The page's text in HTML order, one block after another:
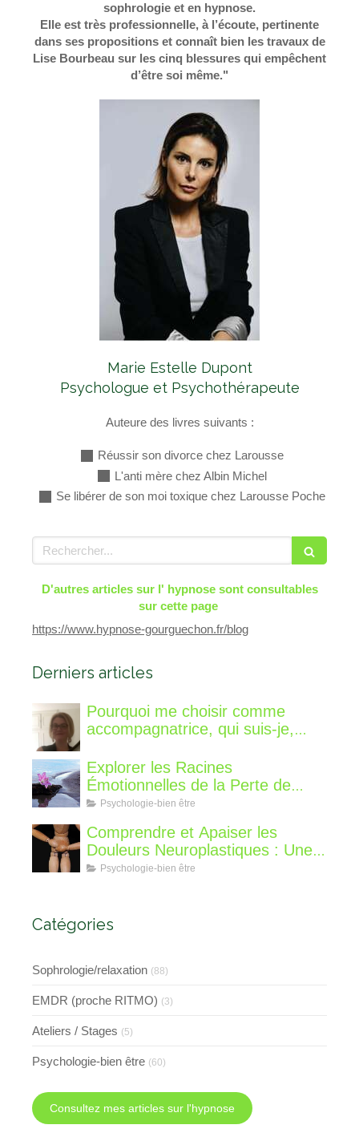
sophrologie et en hypnose.
Elle est très professionnelle, à l’écoute, pertinente
dans ses propositions et connaît bien les travaux de
Lise Bourbeau sur les cinq blessures qui empêchent
d’être soi même."
Marie Estelle Dupont
Psychologue et Psychothérapeute
Auteure des livres suivants :
Réussir son divorce chez Larousse
L'anti mère chez Albin Michel
Se libérer de son moi toxique chez Larousse Poche
Rechercher
D'autres articles sur l' hypnose sont consultables
sur cette page
https://www.hypnose-gourguechon.fr/blog
Derniers articles
Pourquoi me choisir comme
accompagnatrice, qui suis-je,
différent?
Explorer les Racines
Émotionnelles de la Perte de
Poids : Un Voyage Intérieur
Psychologie-bien être
Comprendre et Apaiser les
Douleurs Neuroplastiques : Une
Approche avec l'Hypnose,
Psychologie-bien être
Catégories
Sophrologie/relaxation (88)
EMDR (proche RITMO) (3)
Ateliers / Stages (5)
Psychologie-bien être (60)
Consultez mes articles sur l'hypnose